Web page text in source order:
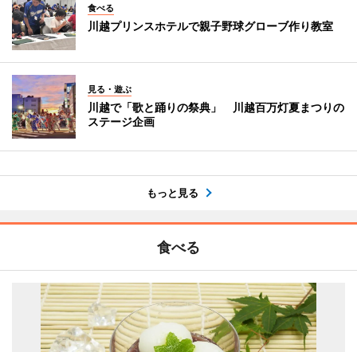
食べる
川越プリンスホテルで親子野球グローブ作り教室
見る・遊ぶ
川越で「歌と踊りの祭典」 川越百万灯夏まつりの
ステージ企画
もっと見る
食べる